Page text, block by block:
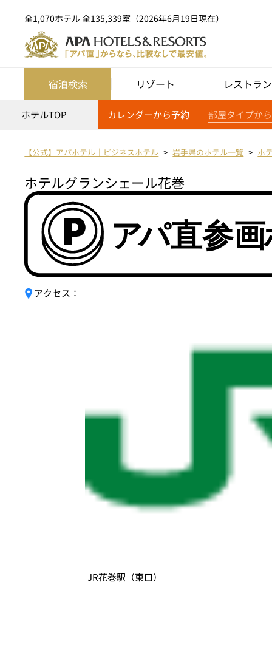
全1,070ホテル 全135,339室（2026年6月19日現在）
宿泊検索 リゾート レストラ
ホテルTOP カレンダーから予約 部屋タイプか
【公式】アパホテル｜ビジネスホテル 岩手県のホテル一覧 ホ
ホテルグランシェール花巻
アクセス：
JR花巻駅（東口）